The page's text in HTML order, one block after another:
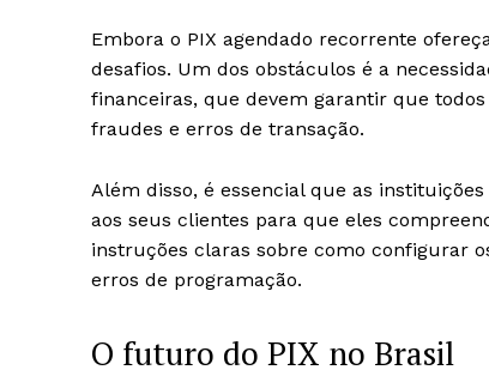
Embora o PIX agendado recorrente
desafios. Um dos obstáculos é a
financeiras, que devem garantir que
fraudes e erros de transação.
Além disso, é essencial que as
aos seus clientes para que eles
instruções claras sobre como configurar
erros de programação.
O futuro do PIX no Brasil